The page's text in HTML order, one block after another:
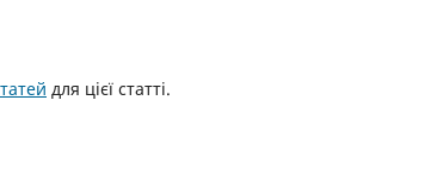
для цієї статті.